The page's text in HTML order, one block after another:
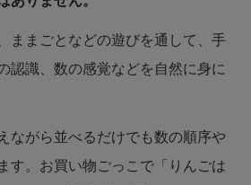
ままごとなどの遊びを通して、手
認識、数の感覚などを自然に身に
ながら並べるだけでも数の順序や
す。お買い物ごっこで「りんごは